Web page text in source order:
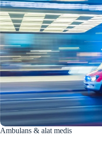
Ambulans & alat medis